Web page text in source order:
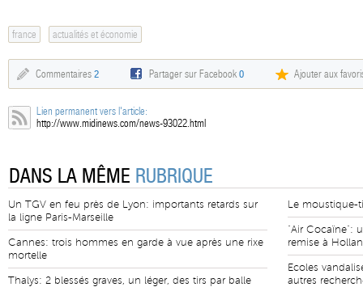
france actualités et économie
Commentaires 2 Partager sur Facebook0 Ajouter aux
Lien permanent vers l'article:
http://www.midinews.com/news-93022.html
DANS LA MÊME RUBRIQUE
Un TGV en feu près de Lyon: importants retards sur
la ligne Paris-Marseille
Cannes: trois hommes en garde à vue après une rixe
mortelle
Thalys: 2 blessés graves, un léger, des tirs par balle
Le moustique-
"Air Cocaïne":
remise à
Ecoles
autres